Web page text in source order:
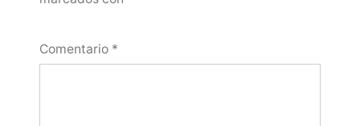
Comentario *